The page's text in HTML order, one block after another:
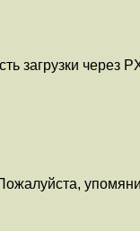
через